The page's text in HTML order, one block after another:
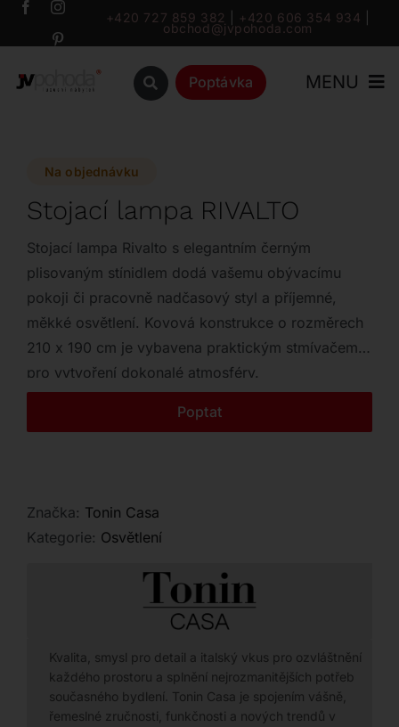
Přeskočit
+420 727 859 382 +420 606 354 934
obchod@jvpohoda.com
Poptávka MENU
Katalog
Značky
Outlet
Kontakt
Na objednávku
Stojací lampa RIVALTO
Stojací lampa Rivalto s elegantním černým
plisovaným stínidlem dodá vašemu obývacímu
pokoji či pracovně nadčasový styl a příjemné,
měkké osvětlení. Kovová konstrukce o rozměrech
210 x 190 cm je vybavena praktickým stmívačem
pro vytvoření dokonalé atmosféry.
Poptat
Značka: Tonin Casa
Kategorie: Osvětlení
Kvalita, smysl pro detail a italský vkus pro ozvláštnění
každého prostoru a splnění nejrozmanitějších potřeb
současného bydlení. Tonin Casa je spojením vášně,
řemeslné zručnosti, funkčnosti a nových trendů v